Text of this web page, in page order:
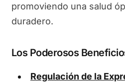
promoviendo una salud
duradero.
Los Poderosos
Regulación de la